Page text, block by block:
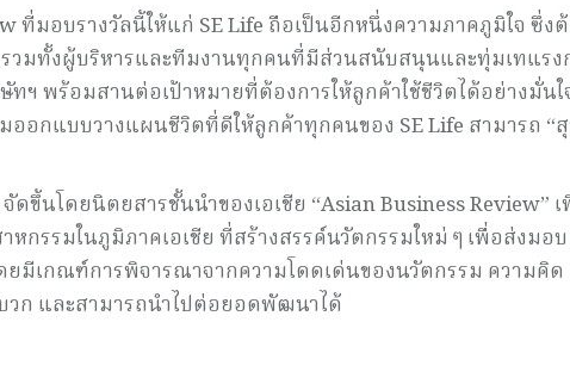
ที่มอบรางวัลนี้ให้แก่ SE Life ถือเป็นอีกหนึ่งความภาคภูมิใจ ซึ่ง
วมทั้งผู้บริหารและทีมงานทุกคนที่มีส่วนสนับสนุนและทุ่มเทแรง
ทฯ พร้อมสานต่อเป้าหมายที่ต้องการให้ลูกค้าใช้ชีวิตได้อย่างมั่น
อกแบบวางแผนชีวิตที่ดีให้ลูกค้าทุกคนของ SE Life สามารถ “
ขึ้นโดยนิตยสารชั้นนำของเอเชีย “Asian Business Review”
รรมในภูมิภาคเอเชีย ที่สร้างสรรค์นวัตกรรมใหม่ ๆ เพื่อส่งมอบ
มีเกณฑ์การพิจารณาจากความโดดเด่นของนวัตกรรม ความคิด
วก และสามารถนำไปต่อยอดพัฒนาได้